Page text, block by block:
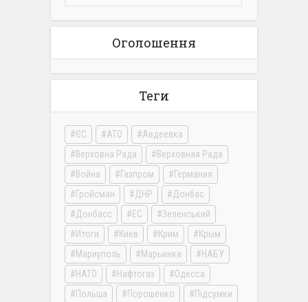
Оголошення
Теги
ЄС АТО
Авдеевка
Верховна Рада
Верховная Рада
Война
Газпром
Германия
Гройсман
ДНР
Донбас
Донбасс
ЕС
Зеленський
Итоги
Киев Крим
Крым
Мариуполь
Марьинка
НАБУ
НАТО
Нафтогаз
Одесса
Польша
Порошенко Підсумки